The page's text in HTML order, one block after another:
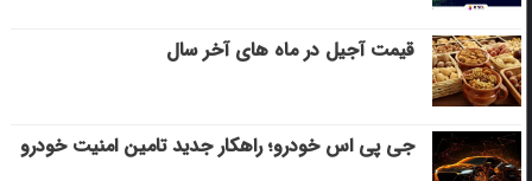
قیمت آجیل در ماه های آخر سال
جی پی اس خودرو؛ راهکار جدید تامین امنیت خودرو